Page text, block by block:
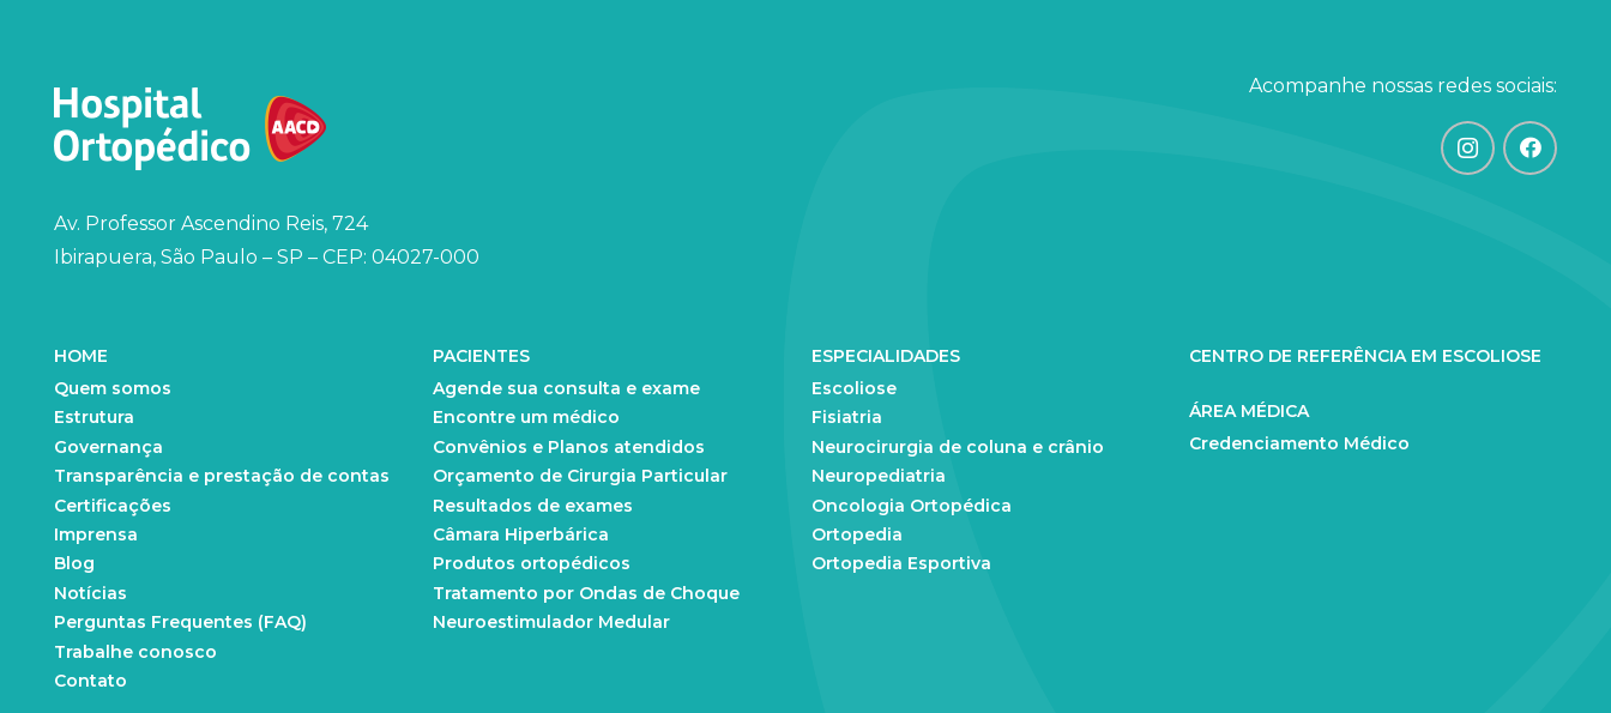
Av. Professor Ascendino Reis, 724
Ibirapuera, São Paulo – SP – CEP: 04027-000
Acompanhe nossas redes sociais:
HOME
Quem somos
Estrutura
Governança
Transparência e prestação de contas
Certificações
Imprensa
Blog
Notícias
Perguntas Frequentes (FAQ)
Trabalhe conosco
Contato
PACIENTES
Agende sua consulta e exame
Encontre um médico
Convênios e Planos atendidos
Orçamento de Cirurgia Particular
Resultados de exames
Câmara Hiperbárica
Produtos ortopédicos
Tratamento por Ondas de Choque
Neuroestimulador Medular
ESPECIALIDADES
Escoliose
Fisiatria
Neurocirurgia de coluna e crânio
Neuropediatria
Oncologia Ortopédica
Ortopedia
Ortopedia Esportiva
CENTRO DE REFERÊNCIA EM ESCOLIOSE
ÁREA MÉDICA
Credenciamento Médico